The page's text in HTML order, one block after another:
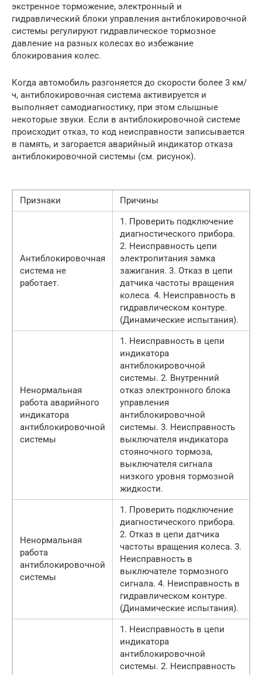
экстренное торможение, электронный и
гидравлический блоки управления антиблокировочной
системы регулируют гидравлическое тормозное
давление на разных колесах во избежание
блокирования колес.
Когда автомобиль разгоняется до скорости более 3 км/
ч, антиблокировочная система активируется и
выполняет самодиагностику, при этом слышные
некоторые звуки. Если в антиблокировочной системе
происходит отказ, то код неисправности записывается
в память, и загорается аварийный индикатор отказа
антиблокировочной системы (см. рисунок).
Признаки Причины
Антиблокировочная
система не
работает.
1. Проверить подключение
диагностического прибора.
2. Неисправность цепи
электропитания замка
зажигания. 3. Отказ в цепи
датчика частоты вращения
колеса. 4. Неисправность в
гидравлическом контуре.
(Динамические испытания).
Ненормальная
работа аварийного
индикатора
антиблокировочной
системы
1. Неисправность в цепи
индикатора
антиблокировочной
системы. 2. Внутренний
отказ электронного блока
управления
антиблокировочной
системы. 3. Неисправность
выключателя индикатора
стояночного тормоза,
выключателя сигнала
низкого уровня тормозной
жидкости.
Ненормальная
работа
антиблокировочной
системы
1. Проверить подключение
диагностического прибора.
2. Отказ в цепи датчика
частоты вращения колеса. 3.
Неисправность в
выключателе тормозного
сигнала. 4. Неисправность в
гидравлическом контуре.
(Динамические испытания).
1. Неисправность в цепи
индикатора
антиблокировочной
системы. 2. Неисправность